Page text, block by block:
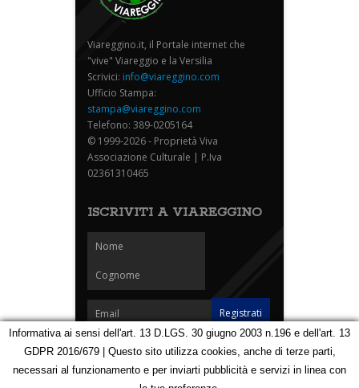
Viareggino.it, il Portale internet che
"vive" Viareggio e la Versilia
Scrivici: info@viareggino.com
Ufficio Stampa:
stampa@viareggino.com
Telefono: 389-0205164
© 1999-2026 - Proprietà Viva
Associazione Culturale | P.Iva
02361310465
ISCRIVITI A VIAREGGINO
Homepage Notizie Speciali Eventi Foto Carnevale
Partners Contatti
Informativa ai sensi dell'art. 13 D.LGS. 30 giugno 2003 n.196 e dell'art. 13
GDPR 2016/679 | Questo sito utilizza cookies, anche di terze parti,
necessari al funzionamento e per inviarti pubblicità e servizi in linea con